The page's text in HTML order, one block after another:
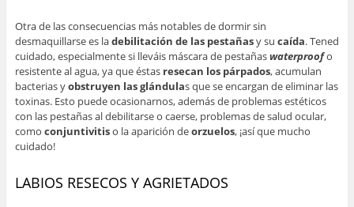
Otra de las consecuencias más notables de dormir sin
desmaquillarse es ladebilitación de las pestañasy su caída. Tened
cuidado, especialmente si lleváis máscara de pestañaswaterproofo
resistente al agua, ya que éstas resecan los párpados, acumulan
bacterias yobstruyen las glándulas que se encargan de eliminar las
toxinas. Esto puede ocasionarnos, además de problemas estéticos
con las pestañas al debilitarse o caerse, problemas de salud ocular,
como conjuntivitiso la aparición deorzuelos, ¡así que mucho
cuidado!
LABIOS RESECOS Y AGRIETADOS